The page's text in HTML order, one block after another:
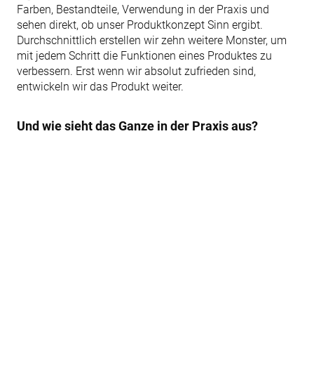
Farben, Bestandteile, Verwendung in der Praxis und
sehen direkt, ob unser Produktkonzept Sinn ergibt.
Durchschnittlich erstellen wir zehn weitere Monster, um
mit jedem Schritt die Funktionen eines Produktes zu
verbessern. Erst wenn wir absolut zufrieden sind,
entwickeln wir das Produkt weiter.
Und wie sieht das Ganze in der Praxis aus?